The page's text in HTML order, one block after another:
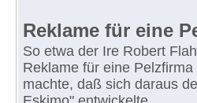
Reklame für eine
So etwa der Ire Robert
Reklame für eine
machte, daß sich daraus